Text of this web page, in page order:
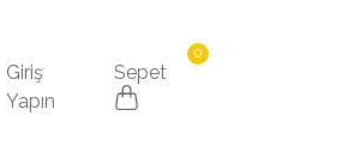
Giriş
Yapın
Sepet
0